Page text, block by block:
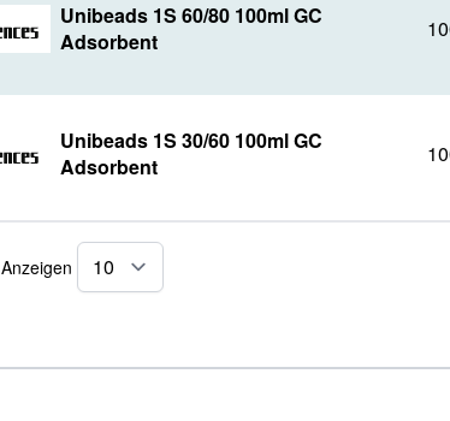
Unibeads 1S 60/80 100ml GC
Adsorbent
Unibeads 1S 30/60 100ml GC
Adsorbent
Anzeigen
pro Seite